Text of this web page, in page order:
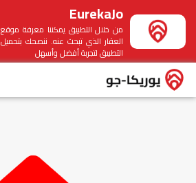
EurekaJo
من خلال التطبيق يمكننا معرفة موقع
العقار الذي تبحث عنه. ننصحك بتحميل
التطبيق لتجربة أفضل وأسهل